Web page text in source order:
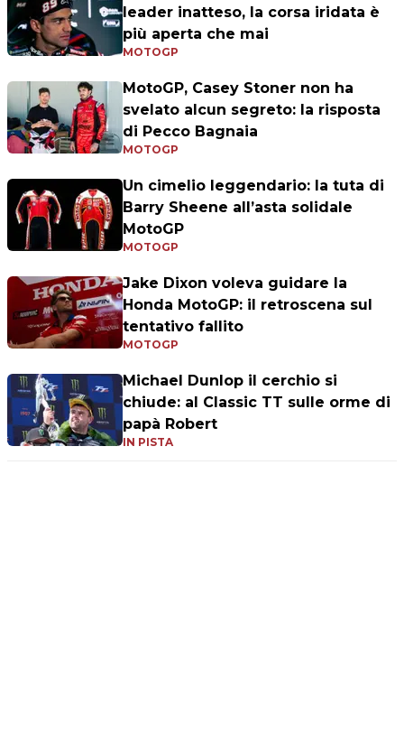
leader inatteso, la corsa iridata è
più aperta che mai
MOTOGP
MotoGP, Casey Stoner non ha
svelato alcun segreto: la risposta
di Pecco Bagnaia
MOTOGP
Un cimelio leggendario: la tuta di
Barry Sheene all’asta solidale
MotoGP
MOTOGP
Jake Dixon voleva guidare la
Honda MotoGP: il retroscena sul
tentativo fallito
MOTOGP
Michael Dunlop il cerchio si
chiude: al Classic TT sulle orme di
papà Robert
IN PISTA